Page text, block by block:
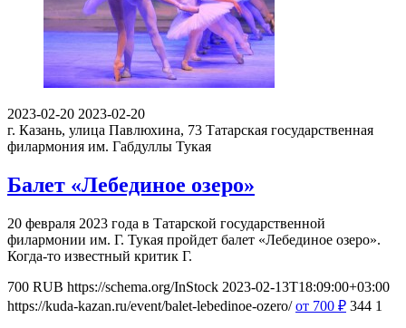
2023-02-20 2023-02-20
г. Казань, улица Павлюхина, 73 Татарская государственная
филармония им. Габдуллы Тукая
Балет «Лебединое озеро»
20 февраля 2023 года в Татарской государственной
филармонии им. Г. Тукая пройдет балет «Лебединое озеро».
Когда-то известный критик Г.
700 RUB https://schema.org/InStock 2023-02-13T18:09:00+03:00
https://kuda-kazan.ru/event/balet-lebedinoe-ozero/ от 700 ₽ 344 1